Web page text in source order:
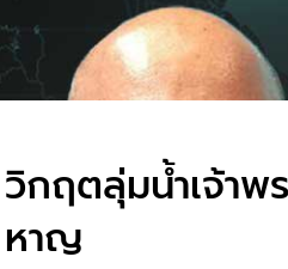
วิกฤตลุ่มน้ำเจ้าพ
หาญ